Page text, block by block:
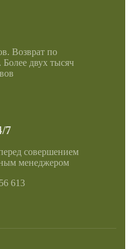
Возврат по
двух тысяч
7
совершением
менеджером
613